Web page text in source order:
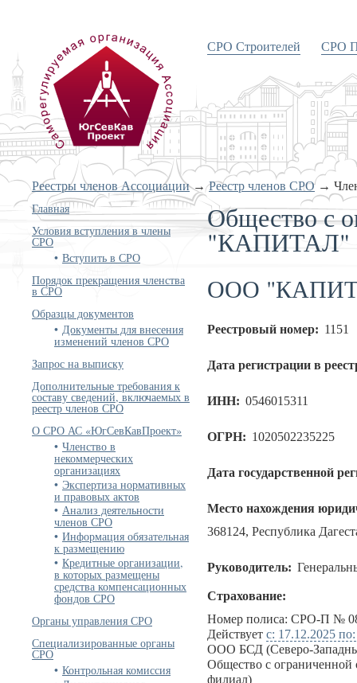
«Объединение проектировщиков
Южного и Северо-Кавказского
округов»
СРО Строителей СРО
Реестры членов Ассоциации→Реестр членов СРО→
Главная
Условия вступления в члены
СРО
Вступить в СРО
Порядок прекращения членства
в СРО
Образцы документов
Документы для внесения
изменений членов СРО
Запрос на выписку
Дополнительные требования к
составу сведений, включаемых в
реестр членов СРО
О СРО АС «ЮгСевКавПроект»
Членство в
некоммерческих
организациях
Экспертиза нормативных
и правовых актов
Анализ деятельности
членов СРО
Информация обязательная
к размещению
Кредитные организации,
в которых размещены
средства компенсационных
фондов СРО
Органы управления СРО
Специализированные органы
СРО
Контрольная комиссия
Общество с
"КАПИТАЛ"
ООО
Реестровый номер: 1151
Дата регистрации в
ИНН: 0546015311
ОГРН: 1020502235225
Дата государственной
Место нахождения
368124, Республика
Руководитель:
Страхование:
Номер полиса: СРО-П №
Действует с: 17.12.2025
ООО БСД (Северо-
Общество с ограниченной
филиал)